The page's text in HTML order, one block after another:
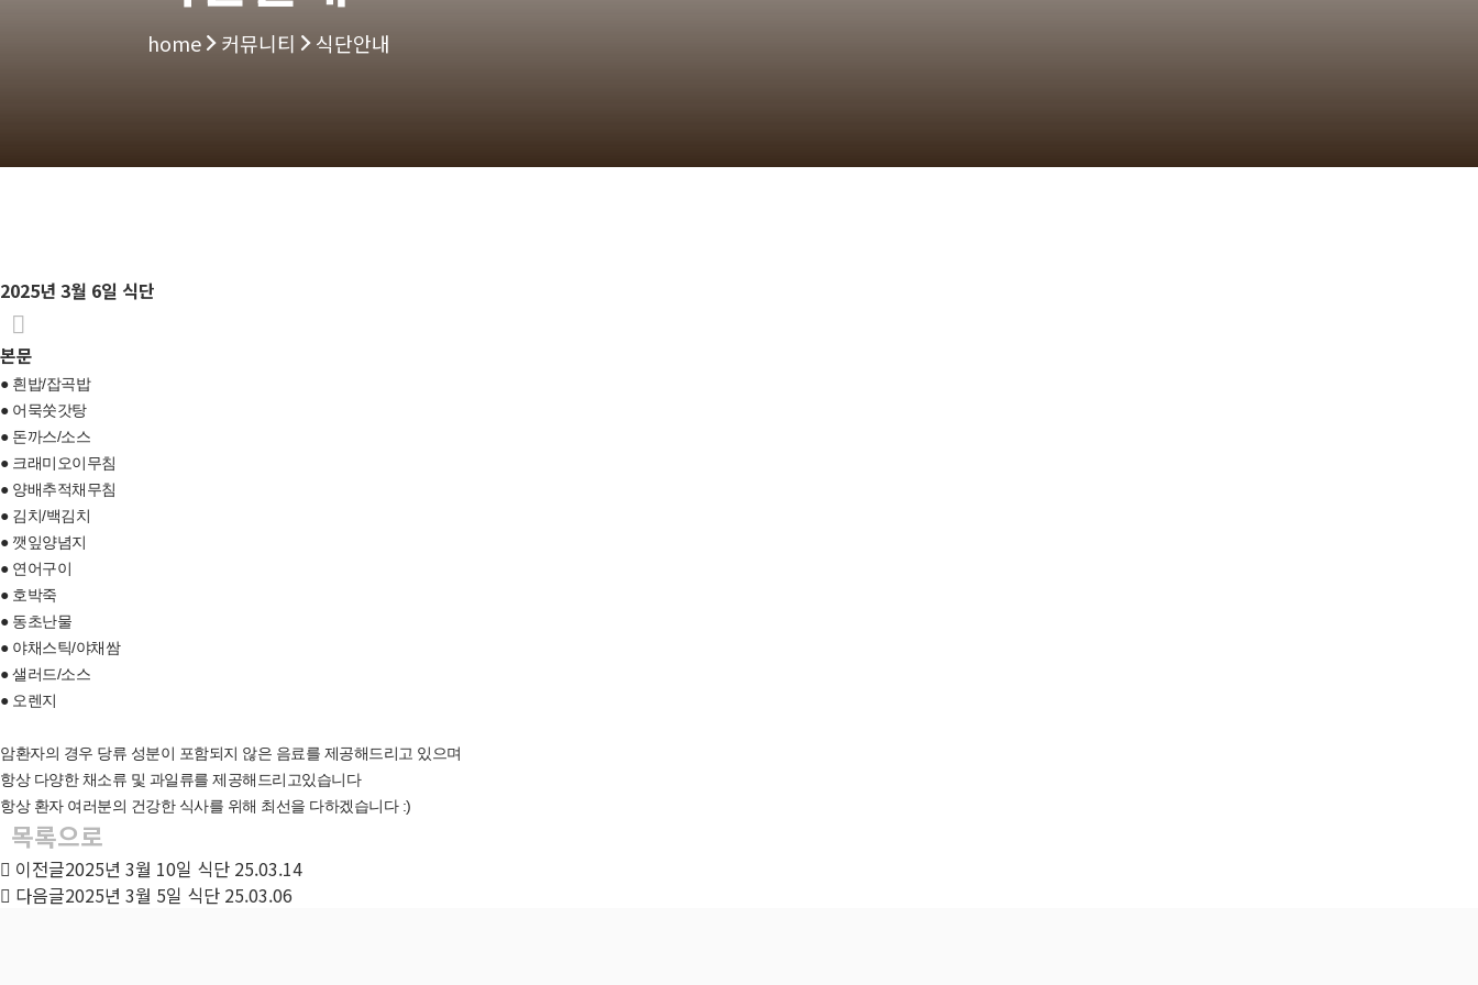
home 커뮤니티 식단안내
2025년 3월 6일 식단
본문
● 흰밥/잡곡밥
● 어묵쑷갓탕
● 돈까스/소스
● 크래미오이무침
● 양배추적채무침
● 김치/백김치
● 깻잎양념지
● 연어구이
● 호박죽
● 동초난물
● 야채스틱/야채쌈
● 샐러드/소스
● 오렌지
암환자의 경우 당류 성분이 포함되지 않은 음료를 제공해드리고 있으며
항상 다양한 채소류 및 과일류를 제공해드리고있습니다
항상 환자 여러분의 건강한 식사를 위해 최선을 다하겠습니다 :)
목록으로
이전글2025년 3월 10일 식단 25.03.14
다음글2025년 3월 5일 식단 25.03.06